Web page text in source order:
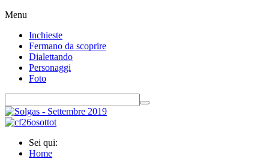
Menu
Inchieste
Fermano da scoprire
Dialettando
Personaggi
Foto
Sei qui:
Home